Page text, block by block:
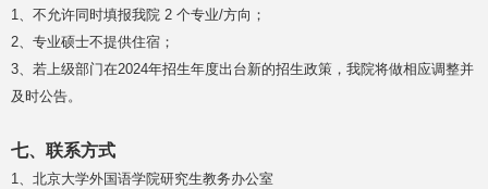
1、不允许同时填报我院 2 个专业/方向；
2、专业硕士不提供住宿；
3、若上级部门在2024年招生年度出台新的招生政策，我院将做相应调整并
及时公告。
七、联系方式
1、北京大学外国语学院研究生教务办公室